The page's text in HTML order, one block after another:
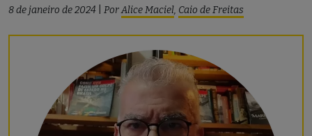
8 de janeiro de 2024 PorAlice Maciel, Caio de Freitas